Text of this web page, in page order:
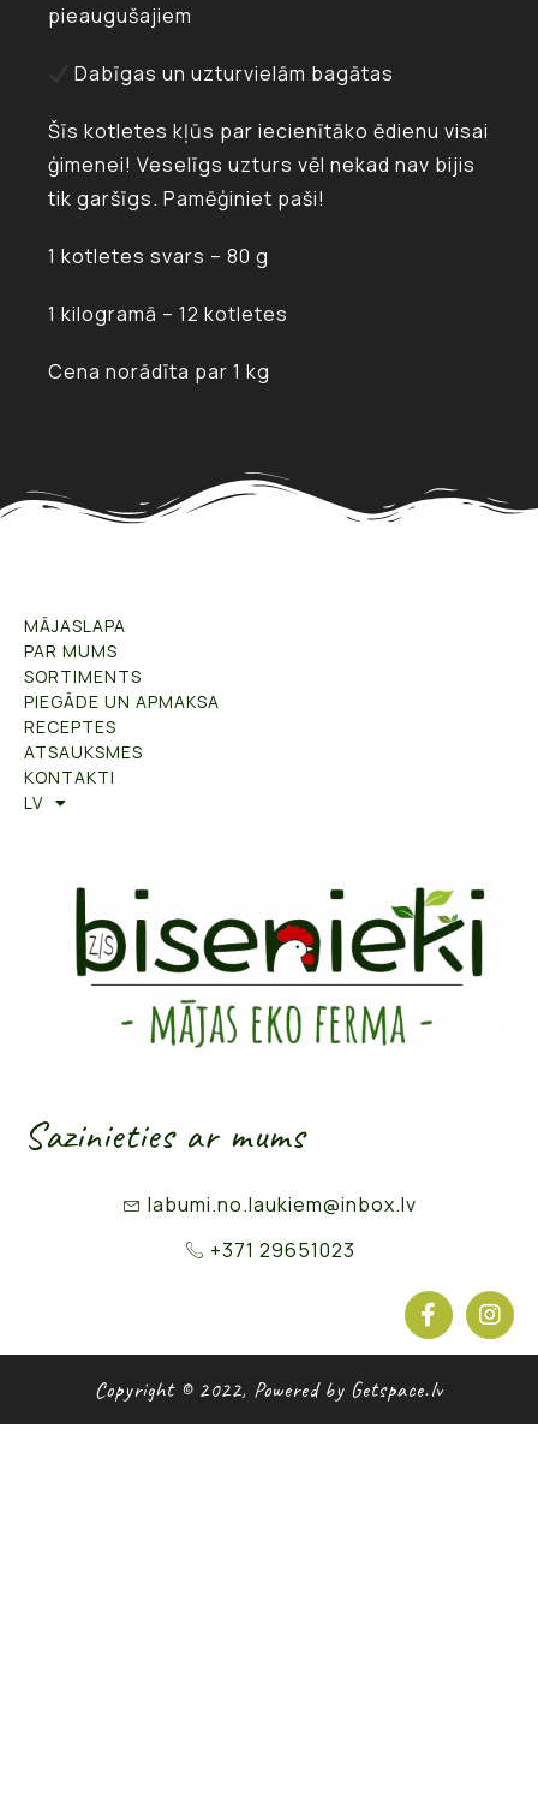
pieaugušajiem
Dabīgas un uzturvielām bagātas
Šīs kotletes kļūs par iecienītāko ēdienu visai
ģimenei! Veselīgs uzturs vēl nekad nav bijis
tik garšīgs. Pamēģiniet paši!
1 kotletes svars – 80 g
1 kilogramā – 12 kotletes
Cena norādīta par 1 kg
MĀJASLAPA
PAR MUMS
SORTIMENTS
PIEGĀDE UN APMAKSA
RECEPTES
ATSAUKSMES
KONTAKTI
LV
Sazinieties ar mums
labumi.no.laukiem@inbox.lv
+371 29651023
Copyright © 2022, Powered by Getspace.lv